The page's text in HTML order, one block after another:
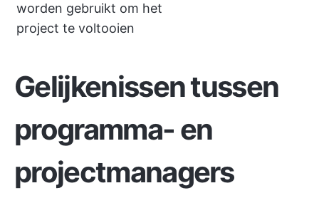
worden gebruikt om het
project te voltooien
Gelijkenissen tussen
programma- en
projectmanagers